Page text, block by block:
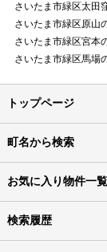
さいたま市緑区太田
さいたま市緑区原山
さいたま市緑区宮本
さいたま市緑区馬場
トップページ
町名から検索
お気に入り物件一覧
検索履歴